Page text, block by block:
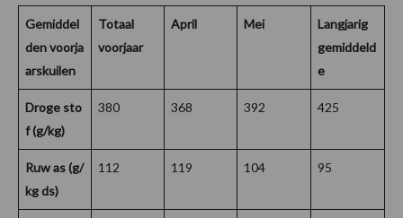
Gemiddel
den voorja
arskuilen
Totaal
voorjaar
April Mei
Langjarig
gemiddeld
e
Droge sto
f (g/kg)
380 368 392 425
Ruw as (g/
kg ds)
112 119 104 95